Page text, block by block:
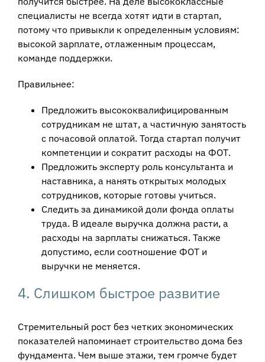
специалисты не всегда хотят идти в стартап,
потому что привыкли к определенным условиям:
высокой зарплате, отлаженным процессам,
команде поддержки.
Правильнее:
Предложить высококвалифицированным
сотрудникам не штат, а частичную занятость
с почасовой оплатой. Тогда стартап получит
компетенции и сократит расходы на ФОТ.
Предложить эксперту роль консультанта и
наставника, а нанять открытых молодых
сотрудников, которые готовы учиться.
Следить за динамикой доли фонда оплаты
труда. В идеале выручка должна расти, а
расходы на зарплаты снижаться. Также
допустимо, если соотношение ФОТ и
выручки не меняется.
4. Слишком быстрое развитие
Стремительный рост без четких экономических
показателей напоминает строительство дома без
фундамента. Чем выше этажи, тем громче будет